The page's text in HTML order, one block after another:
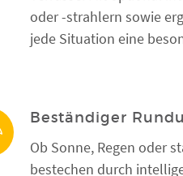
oder -strahlern sowie
jede Situation eine
Beständiger
Ob Sonne, Regen oder
bestechen durch